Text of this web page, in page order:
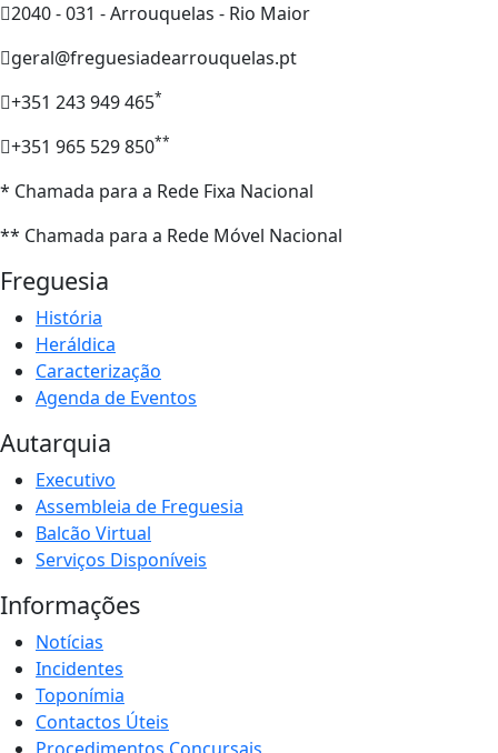
2040 - 031 - Arrouquelas - Rio Maior
geral@freguesiadearrouquelas.pt
+351 243 949 465*
+351 965 529 850**
* Chamada para a Rede Fixa Nacional
** Chamada para a Rede Móvel Nacional
Freguesia
História
Heráldica
Caracterização
Agenda de Eventos
Autarquia
Executivo
Assembleia de Freguesia
Balcão Virtual
Serviços Disponíveis
Informações
Notícias
Incidentes
Toponímia
Contactos Úteis